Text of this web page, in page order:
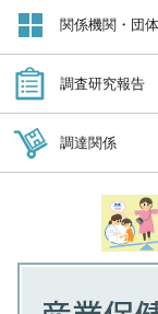
関係機関・団
調査研究報告
調達関係